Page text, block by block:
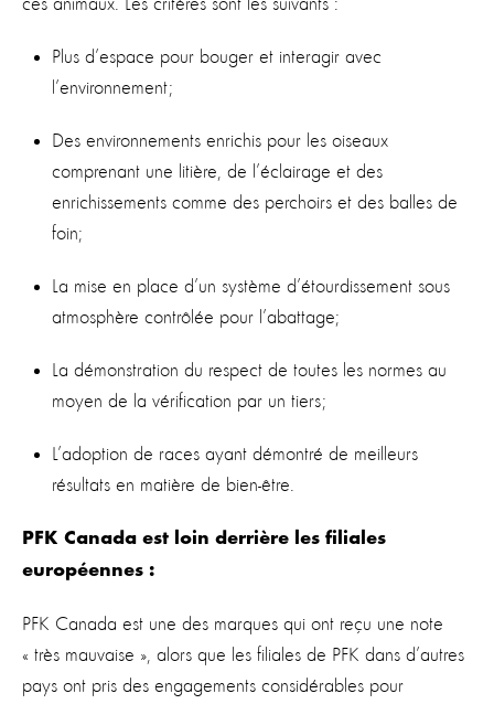
ces animaux. Les critères sont les suivants :
Plus d’espace pour bouger et interagir avec
l’environnement;
Des environnements enrichis pour les oiseaux
comprenant une litière, de l’éclairage et des
enrichissements comme des perchoirs et des balles de
foin;
La mise en place d’un système d’étourdissement sous
atmosphère contrôlée pour l’abattage;
La démonstration du respect de toutes les normes au
moyen de la vérification par un tiers;
L’adoption de races ayant démontré de meilleurs
résultats en matière de bien-être.
PFK Canada est loin derrière les filiales
européennes :
PFK Canada est une des marques qui ont reçu une note
« très mauvaise », alors que les filiales de PFK dans d’autres
pays ont pris des engagements considérables pour